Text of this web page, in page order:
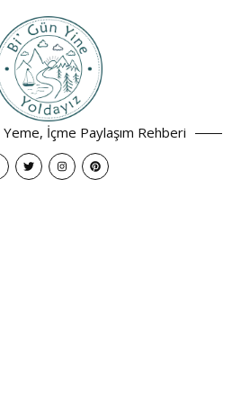
İçme Paylaşım Rehberi